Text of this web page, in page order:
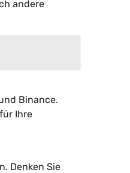
andere
Binance.
Ihre
Denken Sie